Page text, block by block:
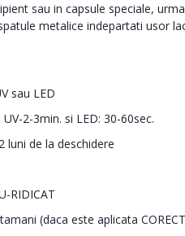
sau in capsule speciale,
metalice indepartati usor
sau LED
2-3min. si LED: 30-60sec.
luni de la deschidere
RIDICAT
(daca este aplicata